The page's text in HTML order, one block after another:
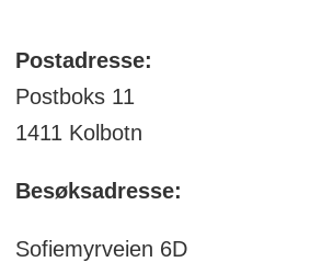
Postadresse:
Postboks 11
1411 Kolbotn
Besøksadresse:
Sofiemyrveien 6D